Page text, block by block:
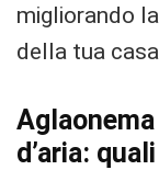
migliorando
della tua
d’aria: